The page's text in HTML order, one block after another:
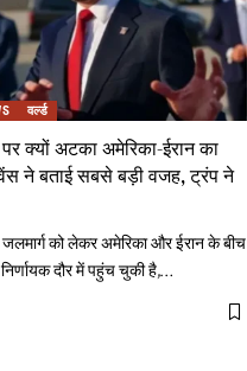
वर्ल्ड
क्यों अटका अमेरिका-ईरान का
ने बताई सबसे बड़ी वजह, ट्रंप ने
जलमार्ग को लेकर अमेरिका और ईरान के बीच
दौर में पहुंच चुकी है,…